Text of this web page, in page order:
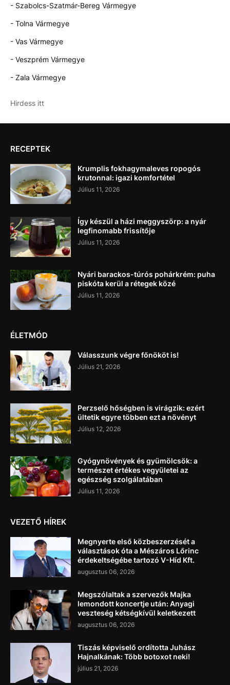
- Szabolcs-Szatmár-Bereg Vármegye
- Tolna Vármegye
- Vas Vármegye
- Veszprém Vármegye
- Zala Vármegye
Hirdess itt
RECEPTEK
Krumplis fokhagymaleves ropogós
krutonnal: igazi komfortétel
Július 11, 2026
Így készül a házi meggyszörp: a nyár
legfinomabb frissítője
Július 11, 2026
Nyári barackos-túrós pohárkrém: puha
piskóta kerül a rétegek közé
Július 11, 2026
ÉLETMÓD
Válasszunk végre főnököt is!
Július 21, 2026
Perzselő hőségben is virágzik: ezért
ültetik egyre többen ezt a növényt
Július 12, 2026
Gyógynövények és gyümölcsök: a
természet értékes vegyületei az
egészség szolgálatában
Július 11, 2026
VEZETŐ HÍREK
Megnyerte első közbeszerzését a
választások óta a Mészáros Lőrinc
érdekeltségébe tartozó V-Híd Kft.
augusztus 06, 2026
Megszólaltak a szervezők Majka
lemondott koncertje után: Anyagi
veszteség kétségkívül keletkezett
augusztus 06, 2026
Tiszás képviselő ordította Juhász
Hajnalkának: Több botoxot neki!
július 21, 2026